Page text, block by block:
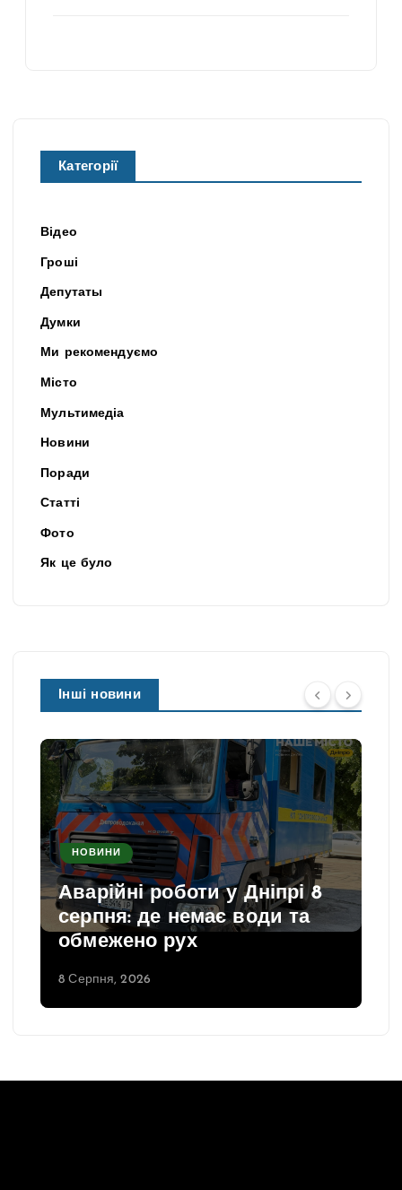
Категорії
Відео
Гроші
Депутаты
Думки
Ми рекомендуємо
Місто
Мультимедіа
Новини
Поради
Статті
Фото
Як це було
Інші новини
НОВИНИ
Аварійні роботи у Дніпрі 8
серпня: де немає води та
обмежено рух
8 Серпня, 2026